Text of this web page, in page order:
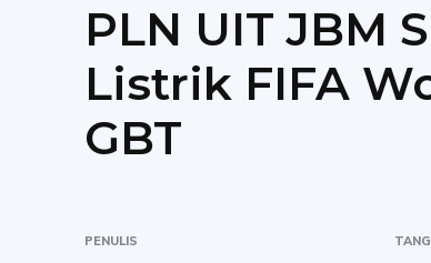
PLN UIT JBM
Listrik FIFA
GBT
PENULIS